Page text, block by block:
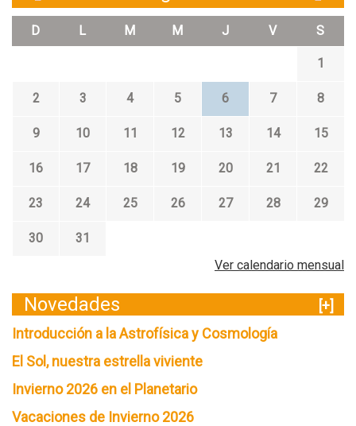
D L M M J V S
1
2 3 4 5 6 7 8
9 10 11 12 13 14 15
16 17 18 19 20 21 22
23 24 25 26 27 28 29
30
31
Ver calendario mensual
Novedades
[+]
Introducción a la Astrofísica y Cosmología
El Sol, nuestra estrella viviente
Invierno 2026 en el Planetario
Vacaciones de Invierno 2026